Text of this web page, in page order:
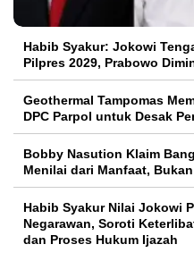
Habib Syakur: Jokowi
Pilpres 2029, Prabowo
Geothermal Tampomas
DPC Parpol untuk Desak
Bobby Nasution Klaim
Menilai dari Manfaat,
Habib Syakur Nilai Jokowi
Negarawan, Soroti
dan Proses Hukum Ijazah